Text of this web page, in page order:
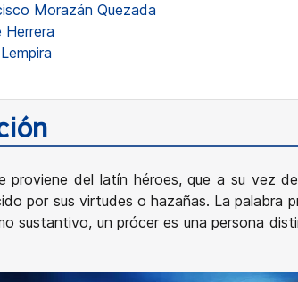
Morazán Quezada
Herrera
proviene del latín héroes, que a su vez
por sus virtudes o hazañas. La palabra
sustantivo, un prócer es una persona